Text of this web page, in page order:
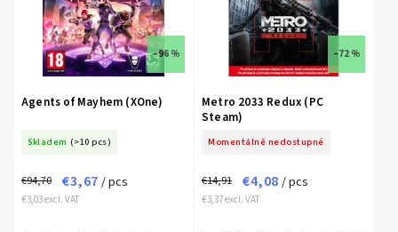
–96 %
Agents of Mayhem (XOne)
Skladem (>10 pcs)
€3,03 excl. VAT
€94,70 €3,67 / pcs
–72 %
Metro 2033 Redux (PC
Steam)
Momentálně nedostupné
€3,37 excl. VAT
€14,91 €4,08 / pcs